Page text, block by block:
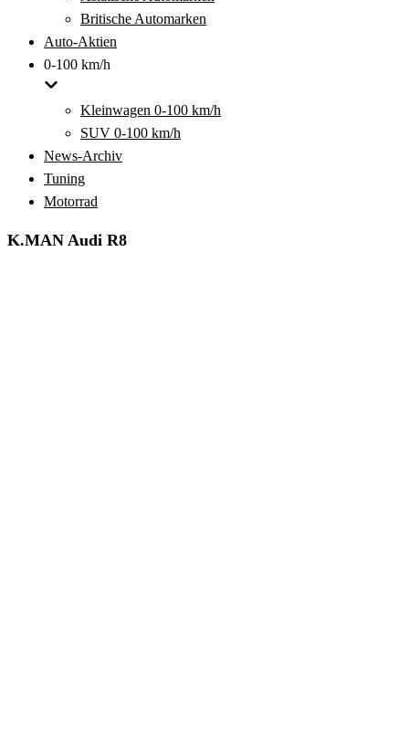
Britische Automarken
Auto-Aktien
0-100 km/h
Kleinwagen 0-100 km/h
SUV 0-100 km/h
News-Archiv
Tuning
Motorrad
K.MAN Audi R8